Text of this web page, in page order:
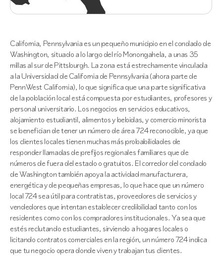
California, Pennsylvania es un pequeño municipio en el condado de
Washington, situado a lo largo del río Monongahela, a unas 35
millas al sur de Pittsburgh. La zona está estrechamente vinculada
a la Universidad de California de Pennsylvania (ahora parte de
PennWest California), lo que significa que una parte significativa
de la población local está compuesta por estudiantes, profesores y
personal universitario. Los negocios en servicios educativos,
alojamiento estudiantil, alimentos y bebidas, y comercio minorista
se benefician de tener un número de área 724 reconocible, ya que
los clientes locales tienen muchas más probabilidades de
responder llamadas de prefijos regionales familiares que de
números de fuera del estado o gratuitos. El corredor del condado
de Washington también apoya la actividad manufacturera,
energética y de pequeñas empresas, lo que hace que un número
local 724 sea útil para contratistas, proveedores de servicios y
vendedores que intentan establecer credibilidad tanto con los
residentes como con los compradores institucionales. Ya sea que
estés reclutando estudiantes, sirviendo a hogares locales o
licitando contratos comerciales en la región, un número 724 indica
que tu negocio opera donde viven y trabajan tus clientes.